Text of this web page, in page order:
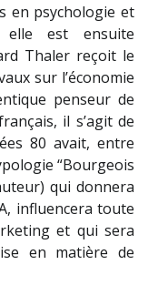
en psychologie et
elle est ensuite
Thaler reçoit le
sur l’économie
penseur de
il s’agit de
80 avait, entre
“Bourgeois
qui donnera
influencera toute
et qui sera
en matière de